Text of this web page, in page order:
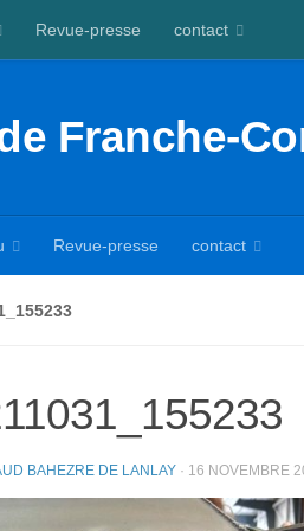
Revue-presse contact
Franche-
Revue-presse contact
BAHEZRE DE LANLAY · 16 NOVEMBRE